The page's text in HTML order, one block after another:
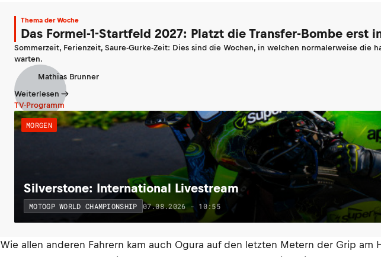
Thema der Woche
Das Formel-1-Startfeld 2027: Platzt die Transfer-Bombe erst
Sommerzeit, Ferienzeit, Saure-Gurke-Zeit: Dies sind die Wochen, in welchen normalerweise die
warten.
Mathias Brunner
Weiterlesen
TV-Programm
MORGEN
Silverstone: International Livestream
MOTOGP WORLD CHAMPIONSHIP 07.08.2026 - 10:55
Wie allen anderen Fahrern kam auch Ogura auf den letzten Metern der Grip